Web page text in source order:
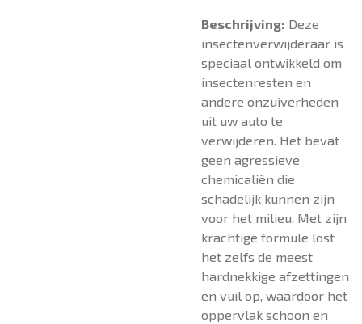
Beschrijving: Deze
insectenverwijderaar is
speciaal ontwikkeld om
insectenresten en
andere onzuiverheden
uit uw auto te
verwijderen. Het bevat
geen agressieve
chemicaliën die
schadelijk kunnen zijn
voor het milieu. Met zijn
krachtige formule lost
het zelfs de meest
hardnekkige afzettingen
en vuil op, waardoor het
oppervlak schoon en